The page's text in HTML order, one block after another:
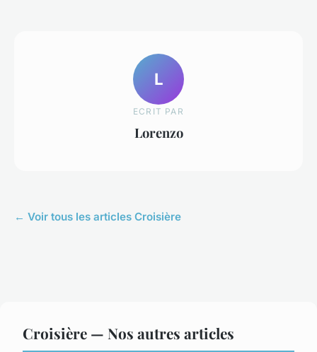
L
ECRIT PAR
Lorenzo
← Voir tous les articles Croisière
Croisière — Nos autres articles